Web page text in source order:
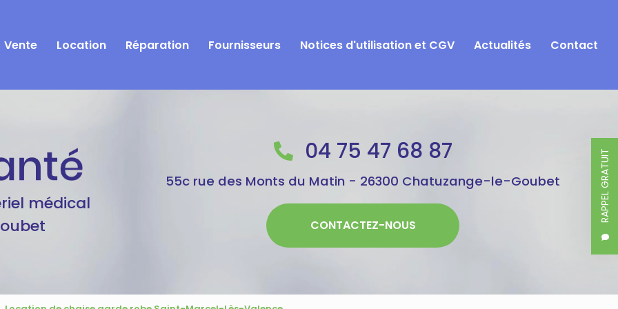
RAPPEL GRATUIT
Vente Location Réparation Fournisseurs Notices d'utilisation et CGV Actualités Contact
médical
04 75 47 68 87
55c rue des Monts du Matin - 26300 Chatuzange-le-Goubet
CONTACTEZ-NOUS